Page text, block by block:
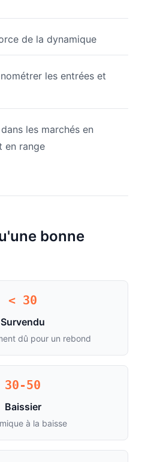
de la dynamique
les entrées et
les marchés en
en range
bonne
< 30
Survendu
dû pour un rebond
30-50
Baissier
à la baisse